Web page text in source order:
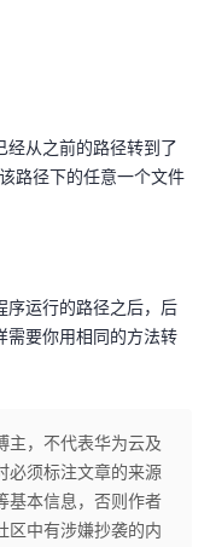
经从之前的路径转到了
路径下的任意一个文件
序运行的路径之后，后
需要你用相同的方法转
主，不代表华为云及
必须标注文章的来源
基本信息，否则作者
区中有涉嫌抄袭的内